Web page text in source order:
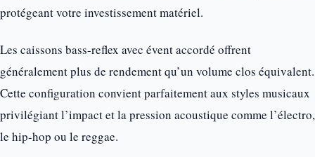
protégeant votre investissement matériel.
Les caissons bass-reflex avec évent accordé offrent
généralement plus de rendement qu’un volume clos équivalent.
Cette configuration convient parfaitement aux styles musicaux
privilégiant l’impact et la pression acoustique comme l’électro,
le hip-hop ou le reggae.